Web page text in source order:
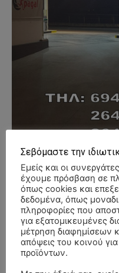
-
Σεβόμαστε την
Εμείς και οι
έχουμε πρόσβαση σε
όπως cookies και
δεδομένα, όπως
πληροφορίες που
για εξατομικευμένες
μέτρηση διαφημίσεων
απόψεις του κοινού
προϊόντων.